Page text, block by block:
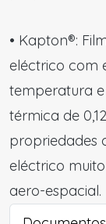
• Kapton®:
eléctrico com
temperatura
térmica de
propriedades
eléctrico
aero-espacial.